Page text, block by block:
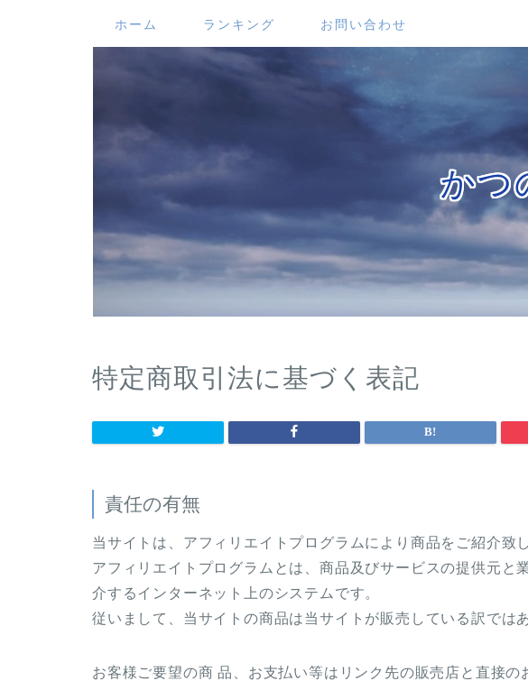
ホーム ランキング お問い合わせ
かつ
特定商取引法に基づく表記
責任の有無
当サイトは、アフィリエイトプログラムにより商品をご紹介致
アフィリエイトプログラムとは、商品及びサービスの提供元と
介するインターネット上のシステムです。
従いまして、当サイトの商品は当サイトが販売している訳では
お客様ご要望の商 品、お支払い等はリンク先の販売店と直接の